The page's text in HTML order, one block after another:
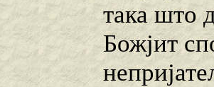
така што
Божјит